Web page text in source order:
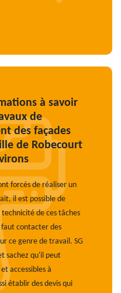
à savoir
de
des façades
de Robecourt
forcés de réaliser un
il est possible de
de ces tâches
faut contacter des
ce genre de travail. SG
sachez qu'il peut
accessibles à
établir des devis qui